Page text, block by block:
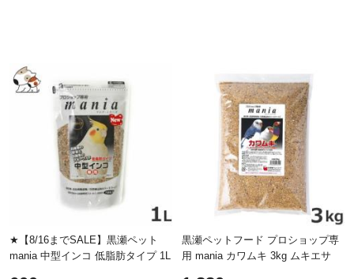
★【8/16までSALE】黒瀬ペット
mania 中型インコ 低脂肪タイプ 1L
黒瀬ペットフード プロショップ専
用 mania カワムキ 3kg ムキエサ